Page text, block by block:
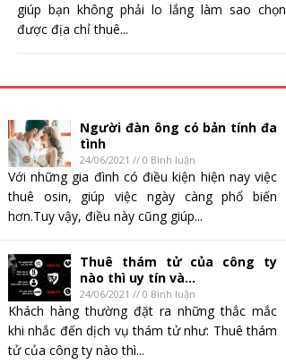
giúp bạn không phải lo lắng làm sao chọn
được địa chỉ thuê...
Người đàn ông có bản tính đa
tình
24/06/2021 // 0 Bình luận
Với những gia đình có điều kiện hiện nay việc
thuê osin, giúp việc ngày càng phổ biến
hơn.Tuy vậy, điều này cũng giúp...
Thuê thám tử của công ty
nào thì uy tín và...
24/06/2021 // 0 Bình luận
Khách hàng thường đặt ra những thắc mắc
khi nhắc đến dịch vụ thám tử như: Thuê thám
tử của công ty nào thì...